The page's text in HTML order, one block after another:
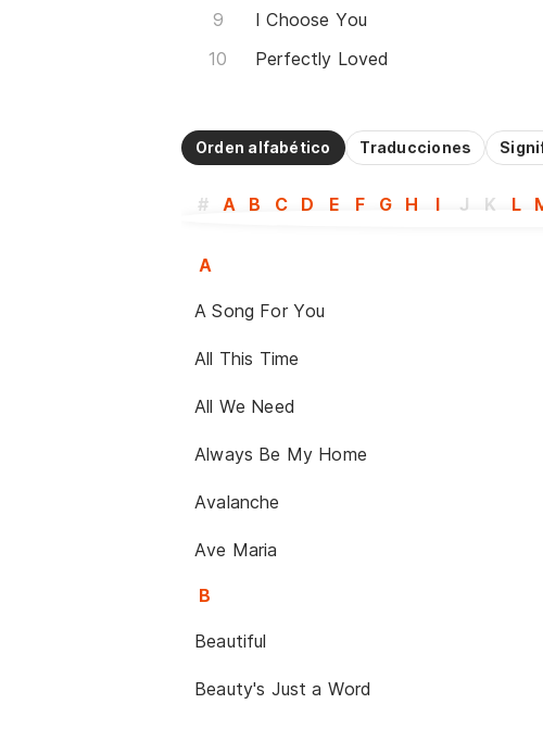
I Choose You
Perfectly Loved
Orden alfabético Traducciones
# A B C D E F G H I J K L
A
A Song For You
All This Time
All We Need
Always Be My Home
Avalanche
Ave Maria
B
Beautiful
Beauty's Just a Word